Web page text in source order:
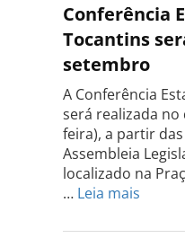
Conferência
Tocantins
setembro
A Conferência
será realizada
feira), a partir
Assembleia
localizado na
… Leia mais